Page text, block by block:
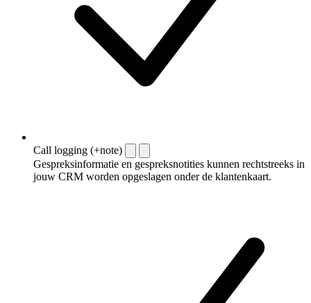
Call logging (+note)
Gespreksinformatie en gespreksnotities kunnen rechtstreeks in
jouw CRM worden opgeslagen onder de klantenkaart.